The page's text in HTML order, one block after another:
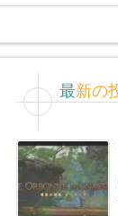
最新の